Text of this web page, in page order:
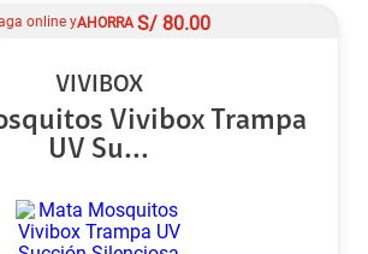
online yAHORRA S/ 80.00
VIVIBOX
Vivibox Trampa
UV Su...